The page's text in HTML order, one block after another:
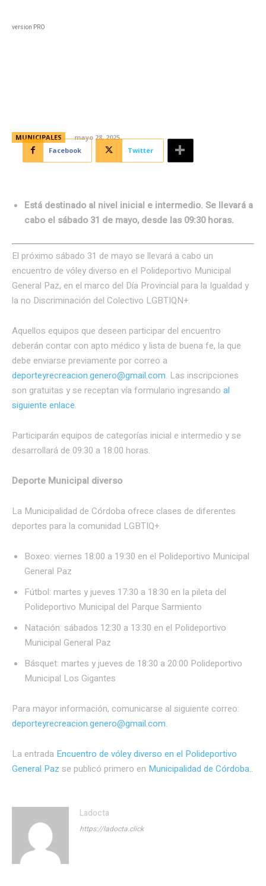
version PRO
MUNICIPALES
mayo 28, 2025
Facebook
Twitter
Está destinado al nivel inicial e intermedio. Se llevará a
cabo el sábado 31 de mayo, desde las 09:30 horas.
El próximo sábado 31 de mayo se llevará a cabo un
encuentro de vóley diverso en el Polideportivo Municipal
General Paz, en el marco del Día Provincial para la Igualdad y
la no Discriminación del Colectivo LGBTIQN+.
Aquellos equipos que deseen participar del encuentro
deberán contar con apto médico y lista de buena fe, la que
debe enviarse previamente por correo a
deporteyrecreacion.genero@gmail.com. Las inscripciones
son gratuitas y se receptan vía formulario ingresando al
siguiente enlace.
Participarán equipos de categorías inicial e intermedio y se
desarrollará de 09:30 a 18:00 horas.
Deporte Municipal diverso
La Municipalidad de Córdoba ofrece clases de diferentes
deportes para la comunidad LGBTIQ+.
Boxeo: viernes 18:00 a 19:30 en el Polideportivo Municipal
General Paz
Fútbol: martes y jueves 17:30 a 18:30 en la pileta del
Polideportivo Municipal del Parque Sarmiento
Natación: sábados 12:30 a 13:30 en el Polideportivo
Municipal General Paz
Básquet: martes y jueves de 18:30 a 20:00 Polideportivo
Municipal Los Gigantes
Para mayor información, comunicarse al siguiente correo:
deporteyrecreacion.genero@gmail.com.
La entrada Encuentro de vóley diverso en el Polideportivo
General Paz se publicó primero en Municipalidad de Córdoba..
Ladocta
https://ladocta.click